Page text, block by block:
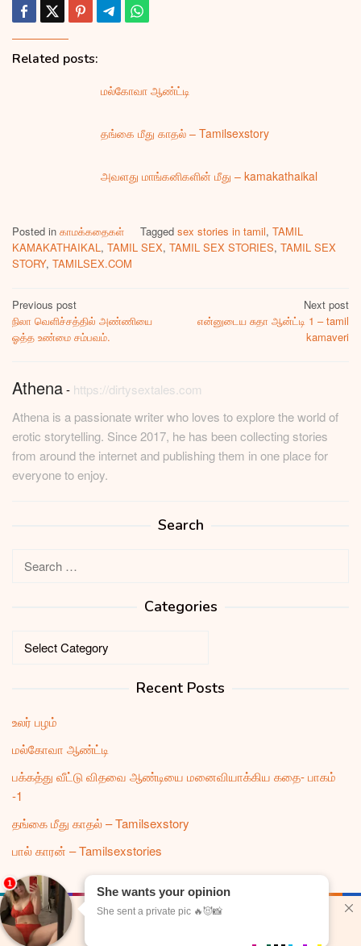
Related posts:
மல்கோவா ஆண்ட்டி
தங்கை மீது காதல் – Tamilsexstory
அவளது மாங்கனிகளின் மீது – kamakathaikal
Posted in காமக்கதைகள் Tagged sex stories in tamil, TAMIL
KAMAKATHAIKAL, TAMIL SEX, TAMIL SEX STORIES, TAMIL SEX
STORY, TAMILSEX.COM
Post
navigation
Previous post
நிலா வெளிச்சத்தில் அண்ணியை
ஓத்த உண்மை சம்பவம்.
Next post
என்னுடைய சுதா ஆன்ட்டி 1 – tamil
kamaveri
Athena- https://dirtysextales.com
Athena is a passionate writer who loves to explore the world of
erotic storytelling. Since 2017, he has been collecting stories
from around the internet and publishing them in one place for
everyone to enjoy.
Search
Search
Categories
Categories
Recent Posts
உலர் பழம்
மல்கோவா ஆண்ட்டி
பக்கத்து வீட்டு விதவை ஆண்டியை மனைவியாக்கிய கதை- பாகம்
-1
தங்கை மீது காதல் – Tamilsexstory
பால் காரன் – Tamilsexstories